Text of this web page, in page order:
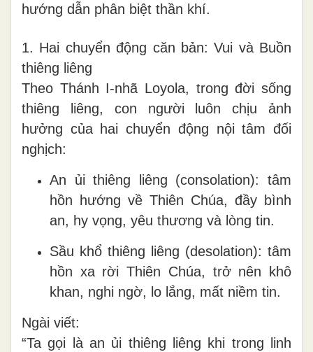
hướng dẫn phân biệt thần khí.
1. Hai chuyển động căn bản: Vui và Buồn
thiêng liêng
Theo Thánh I-nhã Loyola, trong đời sống
thiêng liêng, con người luôn chịu ảnh
hưởng của hai chuyển động nội tâm đối
nghịch:
An ủi thiêng liêng (consolation): tâm
hồn hướng về Thiên Chúa, đầy bình
an, hy vọng, yêu thương và lòng tin.
Sầu khổ thiêng liêng (desolation): tâm
hồn xa rời Thiên Chúa, trở nên khô
khan, nghi ngờ, lo lắng, mất niềm tin.
Ngài viết:
“Ta gọi là an ủi thiêng liêng khi trong linh